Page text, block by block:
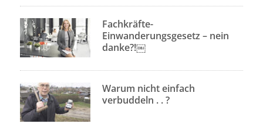
Fachkräfte-
Einwanderungsgesetz – nein
danke?!￼
Warum nicht einfach
verbuddeln . . ?